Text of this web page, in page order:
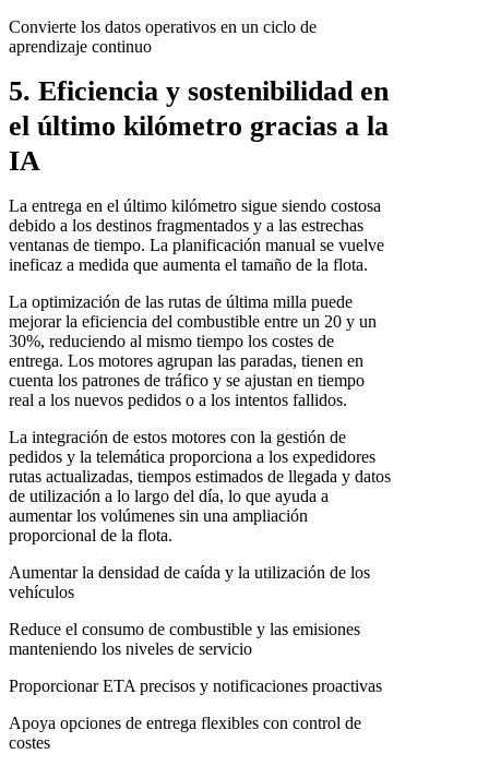
Convierte los datos operativos en un ciclo de
aprendizaje continuo
5. Eficiencia y sostenibilidad en
el último kilómetro gracias a la
IA
La entrega en el último kilómetro sigue siendo costosa
debido a los destinos fragmentados y a las estrechas
ventanas de tiempo. La planificación manual se vuelve
ineficaz a medida que aumenta el tamaño de la flota.
La optimización de las rutas de última milla puede
mejorar la eficiencia del combustible entre un 20 y un
30%, reduciendo al mismo tiempo los costes de
entrega. Los motores agrupan las paradas, tienen en
cuenta los patrones de tráfico y se ajustan en tiempo
real a los nuevos pedidos o a los intentos fallidos.
La integración de estos motores con la gestión de
pedidos y la telemática proporciona a los expedidores
rutas actualizadas, tiempos estimados de llegada y datos
de utilización a lo largo del día, lo que ayuda a
aumentar los volúmenes sin una ampliación
proporcional de la flota.
Aumentar la densidad de caída y la utilización de los
vehículos
Reduce el consumo de combustible y las emisiones
manteniendo los niveles de servicio
Proporcionar ETA precisos y notificaciones proactivas
Apoya opciones de entrega flexibles con control de
costes